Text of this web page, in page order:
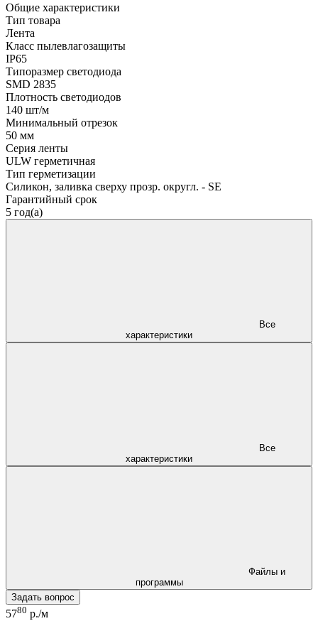
Общие характеристики
Тип товара
Лента
Класс пылевлагозащиты
IP65
Типоразмер светодиода
SMD 2835
Плотность светодиодов
140 шт/м
Минимальный отрезок
50 мм
Серия ленты
ULW герметичная
Тип герметизации
Силикон, заливка сверху прозр. округл. - SE
Гарантийный срок
5 год(а)
характеристики
характеристики
программы
Задать вопрос
5780 р./м